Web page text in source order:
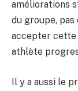
améliorations
du groupe, pas
accepter cette
athlète
Il y a aussi le